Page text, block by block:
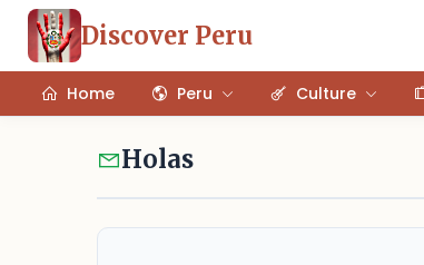
Discover Peru
Home Peru Culture
Holas